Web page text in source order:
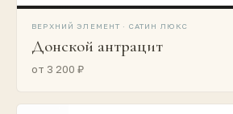
ВЕРХНИЙ ЭЛЕМЕНТ · САТИН ЛЮКС
Донской антрацит
от 3 200 ₽